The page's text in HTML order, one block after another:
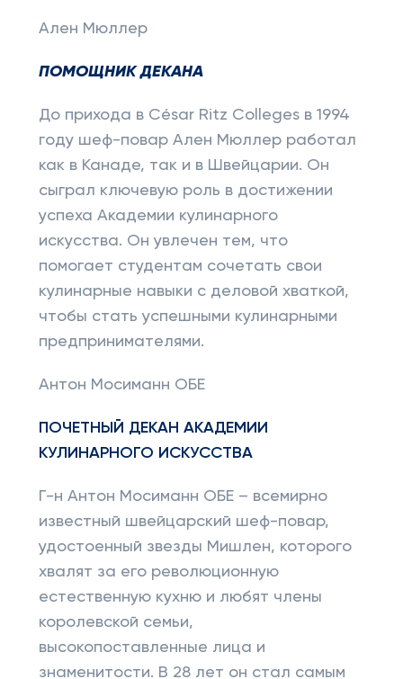
Ален Мюллер
ПОМОЩНИК ДЕКАНА
До прихода в César Ritz Colleges в 1994
году шеф-повар Ален Мюллер работал
как в Канаде, так и в Швейцарии. Он
сыграл ключевую роль в достижении
успеха Академии кулинарного
искусства. Он увлечен тем, что
помогает студентам сочетать свои
кулинарные навыки с деловой хваткой,
чтобы стать успешными кулинарными
предпринимателями.
Антон Мосиманн ОБЕ
ПОЧЕТНЫЙ ДЕКАН АКАДЕМИИ
КУЛИНАРНОГО ИСКУССТВА
Г-н Антон Мосиманн ОБЕ – всемирно
известный швейцарский шеф-повар,
удостоенный звезды Мишлен, которого
хвалят за его революционную
естественную кухню и любят члены
королевской семьи,
высокопоставленные лица и
знаменитости. В 28 лет он стал самым